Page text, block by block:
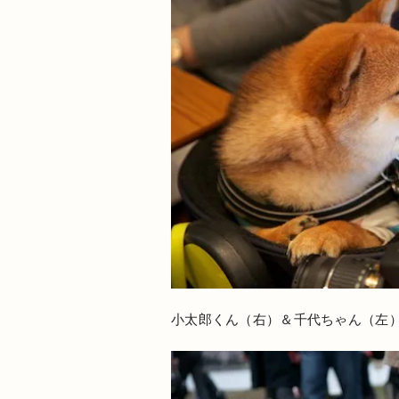
小太郎くん（右）＆千代ちゃん（左